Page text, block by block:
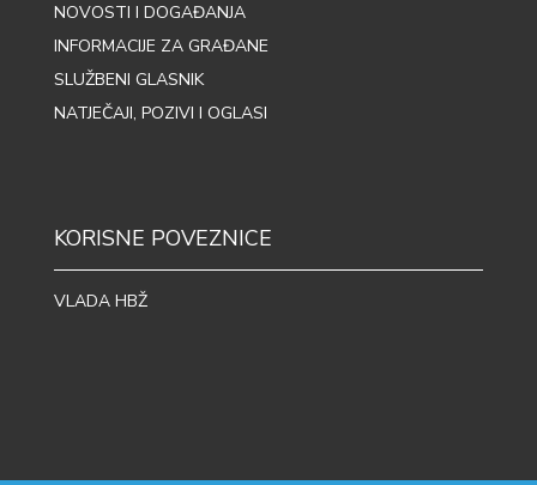
NOVOSTI I DOGAĐANJA
INFORMACIJE ZA GRAĐANE
SLUŽBENI GLASNIK
NATJEČAJI, POZIVI I OGLASI
KORISNE POVEZNICE
VLADA HBŽ